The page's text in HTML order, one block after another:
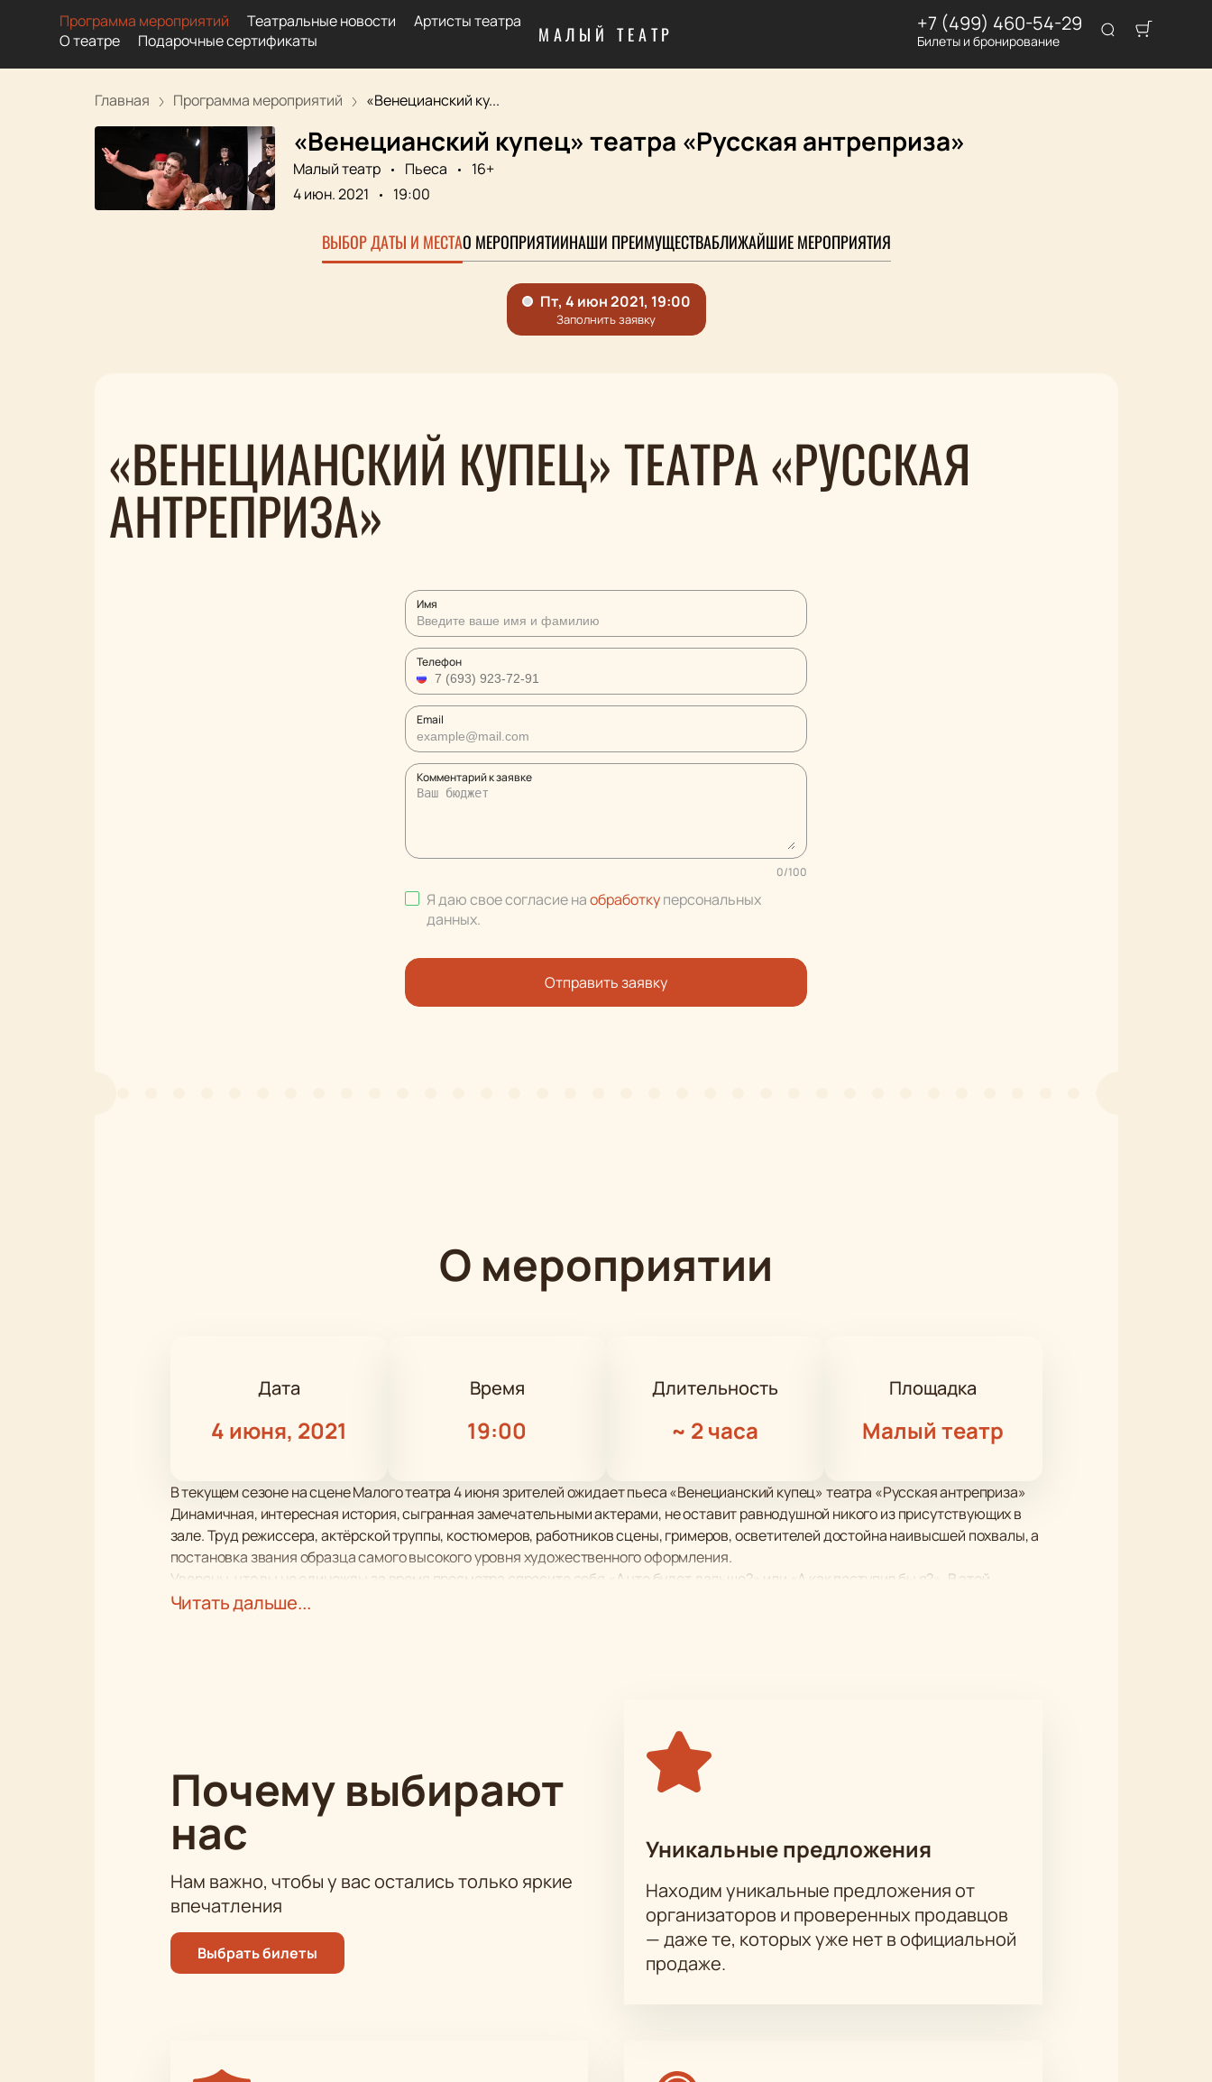
МАЛЫЙ ТЕАТР
Программа мероприятий Театральные новости
Артисты театра
О театре
Подарочные сертификаты
+7 (499) 460-54-29
Билеты и бронирование
Главная Программа мероприятий «Венецианский ку...
«Венецианский купец» театра «Русская антреприза»
Малый театр Пьеса
16+
4 июн. 2021
19:00
ВЫБОР ДАТЫ И МЕСТАО МЕРОПРИЯТИИНАШИ ПРЕИМУЩЕСТВАБЛИЖАЙШИЕ МЕРОПРИЯТИЯ
«ВЕНЕЦИАНСКИЙ КУПЕЦ» ТЕАТРА «РУССКАЯ
АНТРЕПРИЗА»
Имя
Телефон
Email
Комментарий к заявке
0/100
Я даю свое согласие наобработкуперсональных
данных.
Отправить заявку
О мероприятии
Дата
4 июня, 2021
Время
19:00
Длительность
~ 2 часа
Площадка
Малый театр
В текущем сезоне на сцене Малого театра 4 июня зрителей ожидает пьеса «Венецианский купец» театра «Русская антреприза»
Динамичная, интересная история, сыгранная замечательными актерами, не оставит равнодушной никого из присутствующих в
зале. Труд режиссера, актёрской труппы, костюмеров, работников сцены, гримеров, осветителей достойна наивысшей похвалы, а
постановка звания образца самого высокого уровня художественного оформления.
Уверены, что вы не единожды за время просмотра спросите себя «А что будет дальше?» или «А как поступил бы я?». В этой
постановке тонко переплетены сопереживание, сочувствие, а также победа вечных ценностей над ценностями временными и
Читать дальше...
Почему выбирают
нас
Нам важно, чтобы у вас остались только яркие
впечатления
Выбрать билеты
Уникальные предложения
Находим уникальные предложения от
организаторов и проверенных продавцов
— даже те, которых уже нет в официальной
продаже.